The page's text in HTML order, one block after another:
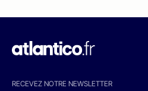
RECEVEZ NOTRE NEWSLETTER